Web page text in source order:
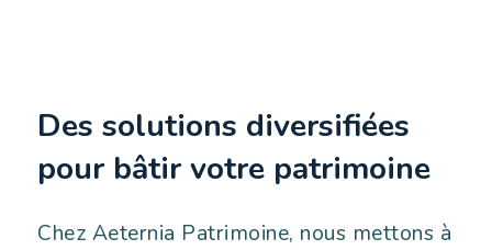
Des solutions diversifiées
pour bâtir votre patrimoine
Chez Aeternia Patrimoine, nous mettons à